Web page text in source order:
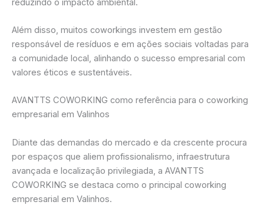
reduzindo o impacto ambiental.
Além disso, muitos coworkings investem em gestão
responsável de resíduos e em ações sociais voltadas para
a comunidade local, alinhando o sucesso empresarial com
valores éticos e sustentáveis.
AVANTTS COWORKING como referência para o coworking
empresarial em Valinhos
Diante das demandas do mercado e da crescente procura
por espaços que aliem profissionalismo, infraestrutura
avançada e localização privilegiada, a AVANTTS
COWORKING se destaca como o principal coworking
empresarial em Valinhos.